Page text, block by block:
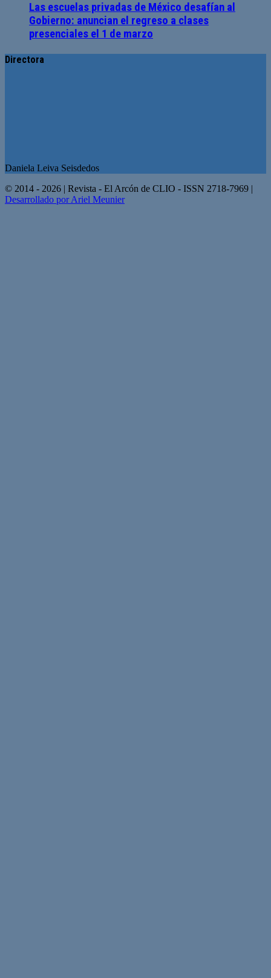
Las escuelas privadas de México desafían al
Gobierno: anuncian el regreso a clases
presenciales el 1 de marzo
Directora
Daniela Leiva Seisdedos
© 2014 - 2026 | Revista - El Arcón de CLIO - ISSN 2718-7969 |
Desarrollado por Ariel Meunier